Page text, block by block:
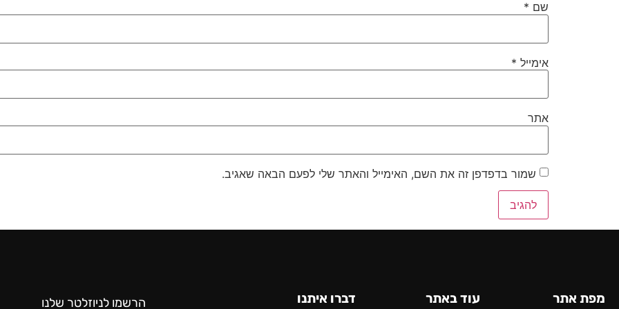
שם *
אימייל *
אתר
שמור בדפדפן זה את השם, האימייל והאתר שלי לפעם הבאה שאגיב.
מפת אתר עוד באתר דברו איתנו הרשמו לניוזלטר שלנו